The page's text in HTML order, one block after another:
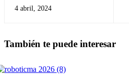
4 abril, 2024
También te puede interesar